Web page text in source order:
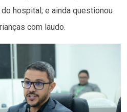
hospital; e ainda questionou
com laudo.